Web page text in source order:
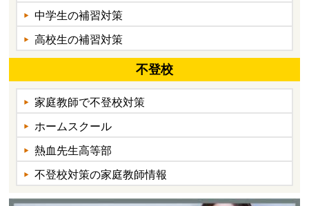
中学生の補習対策
高校生の補習対策
不登校
家庭教師で不登校対策
ホームスクール
熱血先生高等部
不登校対策の家庭教師情報